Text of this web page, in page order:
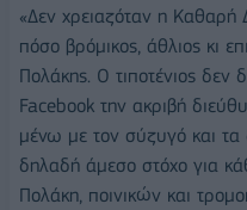
«Δεν χρειαζόταν η Καθαρή
πόσο βρόμικος, άθλιος κι
Πολάκης. Ο τιποτένιος δεν
Facebook την ακριβή
μένω με τον σύζυγό και
δηλαδή άμεσο στόχο για
Πολάκη, ποινικών και